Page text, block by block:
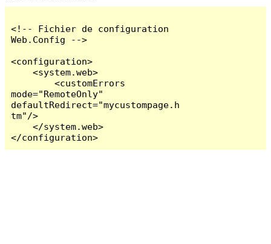
<!-- Fichier de configuration
Web.Config -->
<configuration>
    <system.web>
        <customErrors
mode="RemoteOnly"
defaultRedirect="mycustompage.h
tm"/>
    </system.web>
</configuration>